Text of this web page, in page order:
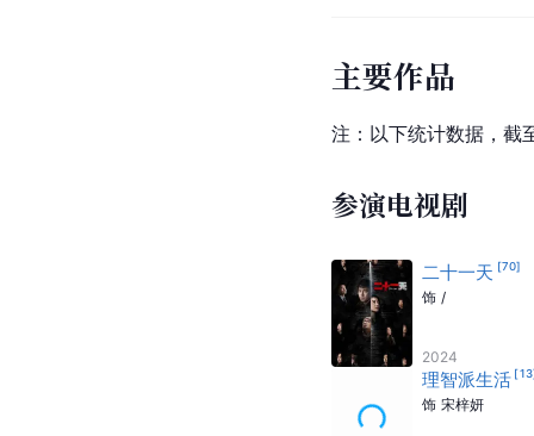
主要作品
注：以下统计数据，
参演电视剧
二十一天 [70]
饰 /
2024
理智派生活 [13
饰 宋梓妍